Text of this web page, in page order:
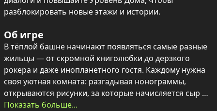
разблокировать новые этажи и истории.
Об игре
В тёплой башне начинают появляться самые разные
жильцы — от скромной книголюбки до дерзкого
рокера и даже инопланетного гостя. Каждому нужна
своя уютная комната: разгадывая нонограммы,
открываются рисунки, за которые начисляется сыр —
валюта для покупки мебели и декора. Интерьеры
Показать больше...